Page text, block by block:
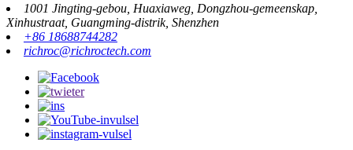
1001 Jingting-gebou, Huaxiaweg, Dongzhou-gemeenskap,
Xinhustraat, Guangming-distrik, Shenzhen
+86 18688744282
richroc@richroctech.com